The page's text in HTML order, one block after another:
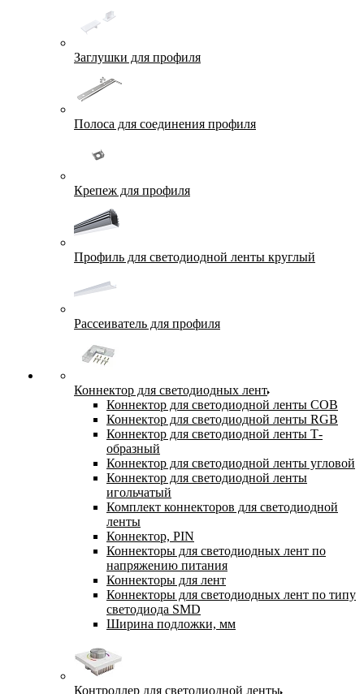
Заглушки для профиля
Полоса для соединения профиля
Крепеж для профиля
Профиль для светодиодной ленты круглый
Рассеиватель для профиля
Коннектор для светодиодных лент
Коннектор для светодиодной ленты COB
Коннектор для светодиодной ленты RGB
Коннектор для светодиодной ленты Т-
образный
Коннектор для светодиодной ленты угловой
Коннектор для светодиодной ленты
игольчатый
Комплект коннекторов для светодиодной
ленты
Коннектор, PIN
Коннекторы для светодиодных лент по
напряжению питания
Коннекторы для лент
Коннекторы для светодиодных лент по типу
светодиода SMD
Ширина подложки, мм
Контроллер для светодиодной ленты